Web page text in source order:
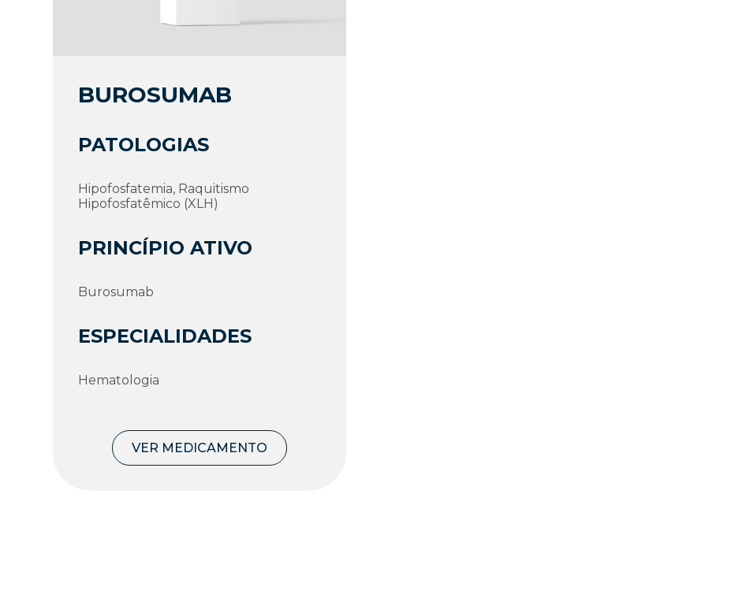
BUROSUMAB
PATOLOGIAS
Hipofosfatemia, Raquitismo
Hipofosfatêmico (XLH)
PRINCÍPIO ATIVO
Burosumab
ESPECIALIDADES
Hematologia
VER MEDICAMENTO